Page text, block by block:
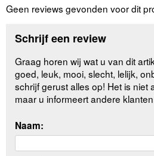
Geen reviews gevonden voor dit
Schrijf een review
Graag horen wij wat u van dit
goed, leuk, mooi, slecht, lelijk,
schrijf gerust alles op! Het is niet
maar u informeert andere
Naam: